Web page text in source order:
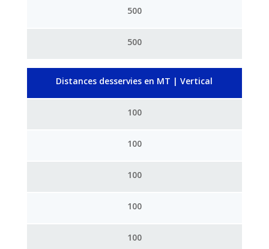
500
500
Distances desservies en MT | Vertical
100
100
100
100
100